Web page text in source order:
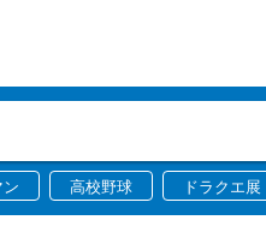
ン 高校野球 ドラクエ展